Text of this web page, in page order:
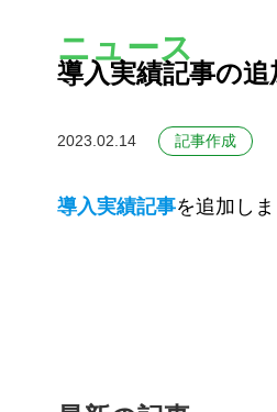
ニュース
導入実績記事の追
2023.02.14 記事作成
導入実績記事を追加し